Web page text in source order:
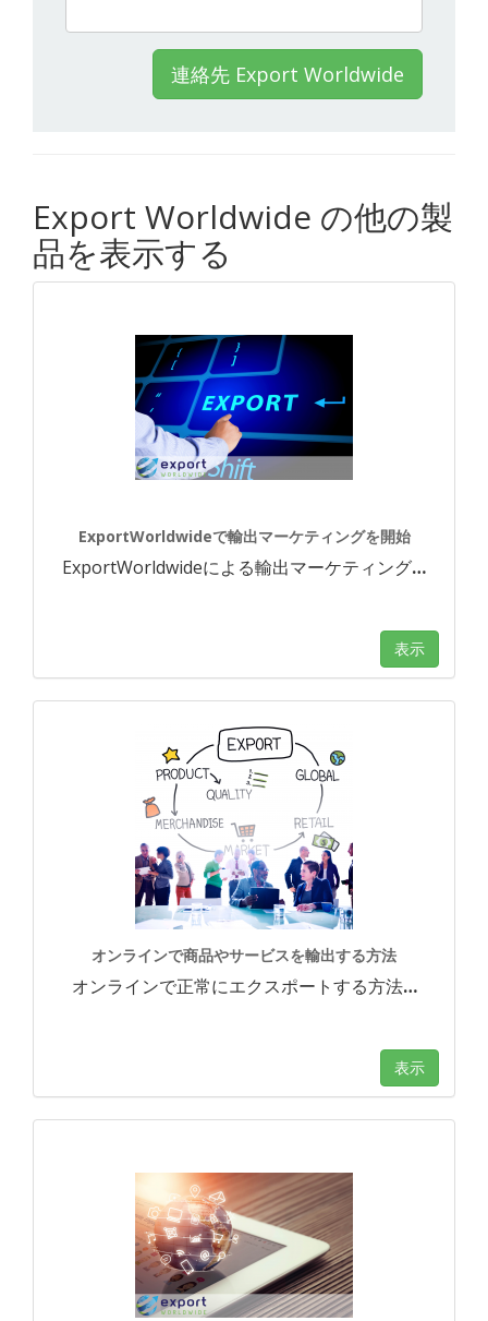
連絡先 Export Worldwide
Export Worldwide の他の製
品を表示する
ExportWorldwideで輸出マーケティングを開始
ExportWorldwideによる輸出マーケティング…
表示
オンラインで商品やサービスを輸出する方法
オンラインで正常にエクスポートする方法…
表示